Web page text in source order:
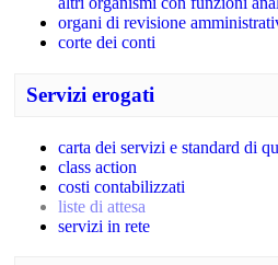
organi di revisione
corte dei conti
Servizi erogati
carta dei servizi e standard di
class action
costi contabilizzati
liste di attesa
servizi in rete